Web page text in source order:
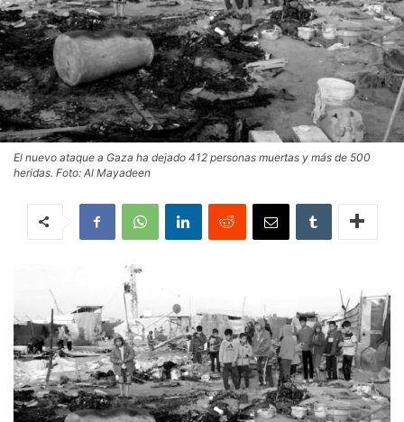
El nuevo ataque a Gaza ha dejado 412 personas muertas y más de 500
heridas. Foto: Al Mayadeen